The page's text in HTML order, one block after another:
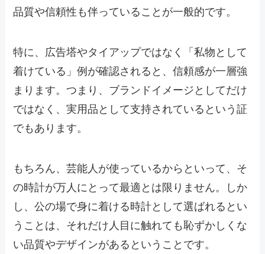
品質や信頼性も伴っていることが一般的です。
特に、広告塔やタイアップではなく「私物として
着けている」例が確認されると、信頼感が一層強
まります。つまり、ブランドイメージとしてだけ
ではなく、実用品として支持されているという証
でもあります。
もちろん、芸能人が使っているからといって、そ
の時計が万人にとって最適とは限りません。しか
し、公の場で身に着ける時計として選ばれるとい
うことは、それだけ人目に触れても恥ずかしくな
い品質やデザインがあるということです。